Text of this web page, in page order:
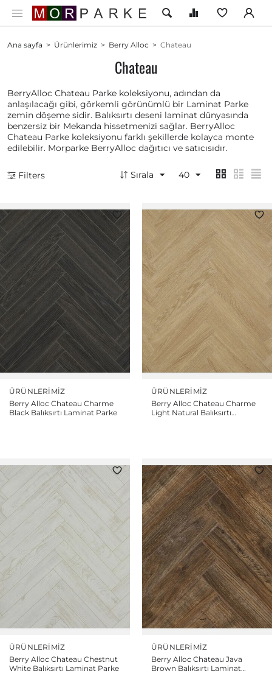
Ana sayfa > Ürünlerimiz > Berry Alloc > Chateau
Chateau
BerryAlloc Chateau Parke koleksiyonu, adından da
anlaşılacağı gibi, görkemli görünümlü bir Laminat Parke
zemin döşeme sidir. Balıksırtı deseni laminat dünyasında
benzersiz bir Mekanda hissetmenizi sağlar. BerryAlloc
Chateau Parke koleksiyonu farklı şekillerde kolayca monte
edilebilir. Morparke BerryAlloc dağıtıcı ve satıcısıdır.
Filters Sırala 40
ÜRÜNLERIMIZ
Berry Alloc Chateau Charme
Black Balıksırtı Laminat Parke
ÜRÜNLERIMIZ
Berry Alloc Chateau Charme
Light Natural Balıksırtı
ÜRÜNLERIMIZ
Berry Alloc Chateau Chestnut
White Balıksırtı Laminat Parke
ÜRÜNLERIMIZ
Berry Alloc Chateau Java
Brown Balıksırtı Laminat